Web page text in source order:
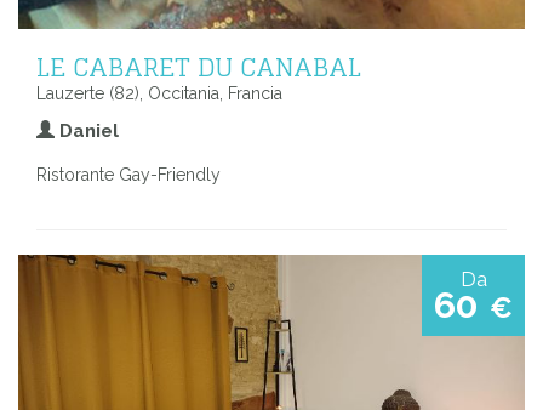
LE CABARET DU CANABAL
Lauzerte (82), Occitania, Francia
Daniel
Ristorante Gay-Friendly
Da
60 €